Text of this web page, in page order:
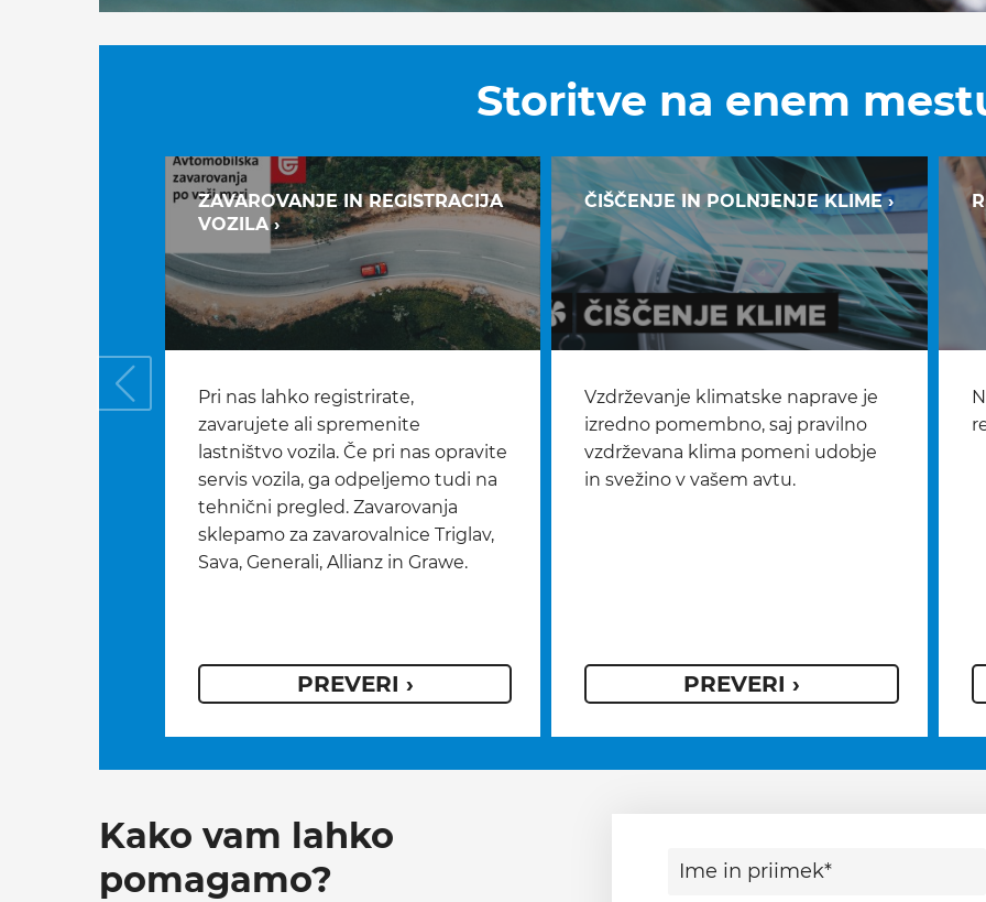
Storitve na enem
ZAVAROVANJE IN REGISTRACIJA
VOZILA ›
Pri nas lahko registrirate,
zavarujete ali spremenite
lastništvo vozila. Če pri nas opravite
servis vozila, ga odpeljemo tudi na
tehnični pregled. Zavarovanja
sklepamo za zavarovalnice Triglav,
Sava, Generali, Allianz in Grawe.
PREVERI ›
ČIŠČENJE IN POLNJENJE KLIME ›
Vzdrževanje klimatske naprave je
izredno pomembno, saj pravilno
vzdrževana klima pomeni udobje
in svežino v vašem avtu.
PREVERI ›
Kako vam lahko
pomagamo?